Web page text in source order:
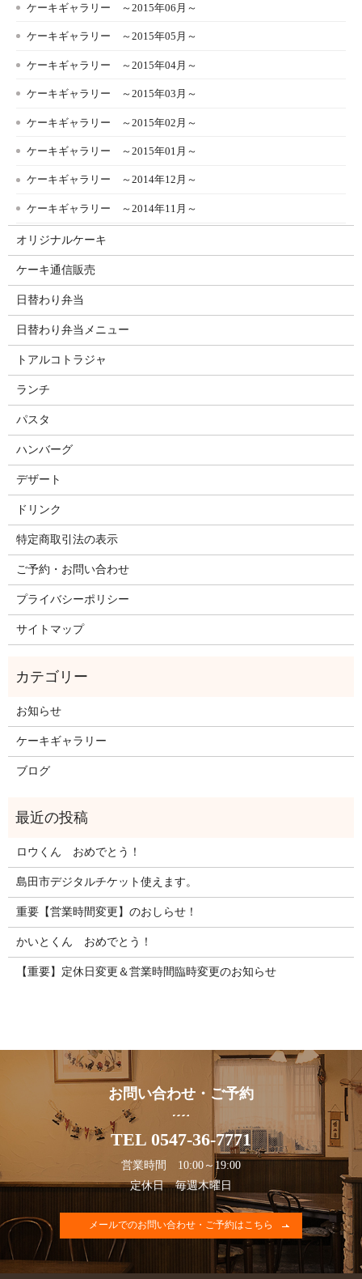
ケーキギャラリー ～2015年06月～
ケーキギャラリー ～2015年05月～
ケーキギャラリー ～2015年04月～
ケーキギャラリー ～2015年03月～
ケーキギャラリー ～2015年02月～
ケーキギャラリー ～2015年01月～
ケーキギャラリー ～2014年12月～
ケーキギャラリー ～2014年11月～
オリジナルケーキ
ケーキ通信販売
日替わり弁当
日替わり弁当メニュー
トアルコトラジャ
ランチ
パスタ
ハンバーグ
デザート
ドリンク
特定商取引法の表示
ご予約・お問い合わせ
プライバシーポリシー
サイトマップ
お知らせ
ケーキギャラリー
ブログ
ロウくん おめでとう！
島田市デジタルチケット使えます。
重要【営業時間変更】のおしらせ！
かいとくん おめでとう！
【重要】定休日変更＆営業時間臨時変更のお知らせ
お問い合わせ・ご予約
TEL 0547-36-7771
営業時間 10:00～19:00
定休日 毎週木曜日
メールでのお問い合わせ・ご予約はこちら